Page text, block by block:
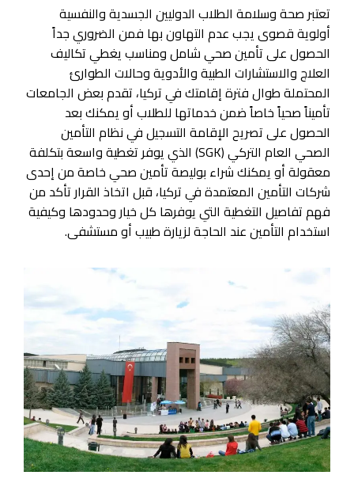
تعتبر صحة وسلامة الطلاب الدوليين الجسدية والنفسية
أولوية قصوى يجب عدم التهاون بها فمن الضروري جداً
الحصول على تأمين صحي شامل ومناسب يغطي تكاليف
العلاج والاستشارات الطبية والأدوية وحالات الطوارئ
المحتملة طوال فترة إقامتك في تركيا، تقدم بعض الجامعات
تأميناً صحياً خاصاً ضمن خدماتها للطلاب أو يمكنك بعد
الحصول على تصريح الإقامة التسجيل في نظام التأمين
الصحي العام التركي (SGK) الذي يوفر تغطية واسعة بتكلفة
معقولة أو يمكنك شراء بوليصة تأمين صحي خاصة من إحدى
شركات التأمين المعتمدة في تركيا، قبل اتخاذ القرار تأكد من
فهم تفاصيل التغطية التي يوفرها كل خيار وحدودها وكيفية
استخدام التأمين عند الحاجة لزيارة طبيب أو مستشفى.